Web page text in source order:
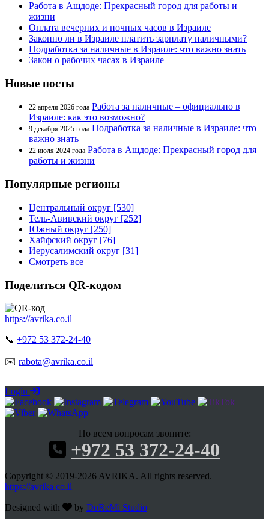
Работа в Ашдоде: Прекрасный город для работы и
жизни
Оплата вечерних и ночных часов в Израиле
Законно ли в Израиле платить зарплату наличными?
Подработка за наличные в Израиле: что важно знать
Закон о рабочих часах в Израиле
Новые посты
22 апреля 2026 года Работа за наличные – официально в
Израиле: как это возможно?
9 декабря 2025 года Подработка за наличные в Израиле: что
важно знать
22 июля 2024 года Работа в Ашдоде: Прекрасный город для
работы и жизни
Популярные регионы
Центральный округ [530]
Тель-Авивский округ [252]
Южный округ [250]
Хайфский округ [76]
Иерусалимский округ [31]
Смотреть все
Поделиться QR-кодом
https://avrika.co.il
📞 +972 53 372-24-40
✉️ rabota@avrika.co.il
Login
По всем вопросам звоните:
+972 53 372-24-40
Copyright © 2019-2026 AVRIKA. All rights reserved.
https://avrika.co.il
Designed with
by DoReMi Studio